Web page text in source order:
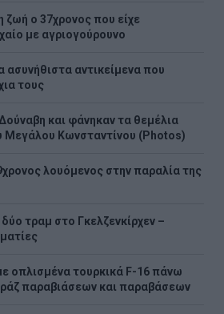
ζωή ο 37χρονος που είχε
με αγριογούρουνο
ασυνήθιστα αντικείμενα που
τους
και φάνηκαν τα θεμέλια
Μεγάλου Κωνσταντίνου (Photos)
λουόμενος στην παραλία της
τραμ στο Γκελζενκίρχεν –
οπλισμένα τουρκικά F-16 πάνω
παραβιάσεων και παραβάσεων